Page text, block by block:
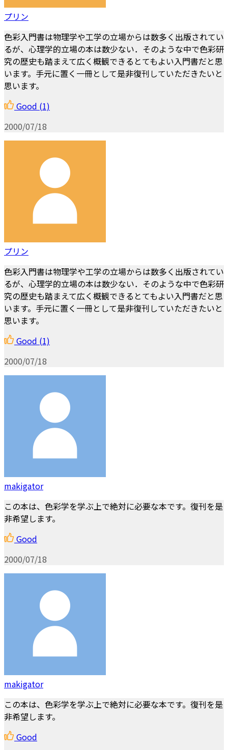
プリン
色彩入門書は物理学や工学の立場からは数多く出版されてい
るが、心理学的立場の本は数少ない．そのような中で色彩研
究の歴史も踏まえて広く概観できるとてもよい入門書だと思
います。手元に置く一冊として是非復刊していただきたいと
思います。
Good (1)
2000/07/18
プリン
色彩入門書は物理学や工学の立場からは数多く出版されてい
るが、心理学的立場の本は数少ない．そのような中で色彩研
究の歴史も踏まえて広く概観できるとてもよい入門書だと思
います。手元に置く一冊として是非復刊していただきたいと
思います。
Good (1)
2000/07/18
makigator
この本は、色彩学を学ぶ上で絶対に必要な本です。復刊を是
非希望します。
Good
2000/07/18
makigator
この本は、色彩学を学ぶ上で絶対に必要な本です。復刊を是
非希望します。
Good